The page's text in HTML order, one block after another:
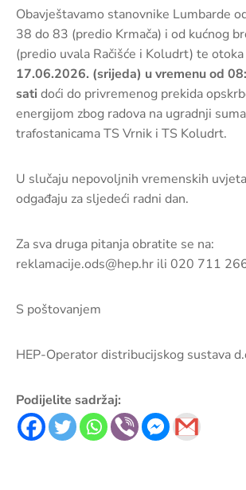
Javna
nabava
Javni
pozivi,
natječaji
Adresar
Kontakt
Obavještavamo stanovnike Lumbarde
38 do 83 (predio Krmača) i od kućnog
(predio uvala Račišće i Koludrt) te otoka
17.06.2026. (srijeda) u vremenu od
satidoći do privremenog prekida
energijom zbog radova na ugradnji
trafostanicama TS Vrnik i TS Koludrt.
U slučaju nepovoljnih vremenskih
odgađaju za sljedeći radni dan.
Za sva druga pitanja obratite se na:
reklamacije.ods@hep.hr ili 020 711
S poštovanjem
HEP-Operator distribucijskog sustava
Podijelite sadržaj: